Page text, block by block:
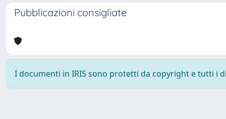
Pubblicazioni consigliate
I documenti in IRIS sono protetti da copyright e tutti i